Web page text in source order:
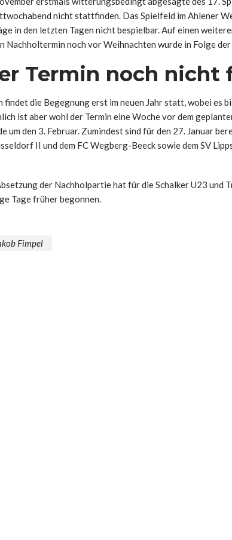
nicht stattfinden. Das Spielfeld im Ahlener
in den letzten Tagen nicht bespielbar. Auf einen
Nachholtermin noch vor Weihnachten wurde in Folge
Termin noch nicht
findet die Begegnung erst im neuen Jahr statt, wobei es
ist aber wohl der Termin eine Woche vor dem
um den 3. Februar. Zumindest sind für den 27. Januar
II und dem FC Wegberg-Beeck sowie dem SV
der Nachholpartie hat für die Schalker U23 und
Tage früher begonnen.
Fimpel